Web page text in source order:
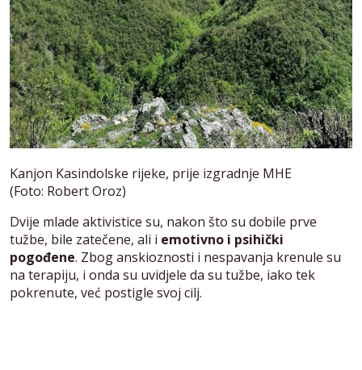
Kanjon Kasindolske rijeke, prije izgradnje MHE
(Foto: Robert Oroz)
Dvije mlade aktivistice su, nakon što su dobile prve
tužbe, bile zatečene, ali i emotivno i psihički
pogođene. Zbog anskioznosti i nespavanja krenule su
na terapiju, i onda su uvidjele da su tužbe, iako tek
pokrenute, već postigle svoj cilj.